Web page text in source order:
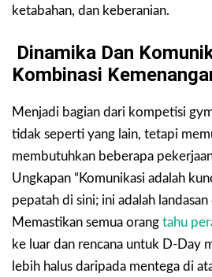
ketabahan, dan keberanian.
Dinamika Dan
Kombinasi
Menjadi bagian dari kompetisi
tidak seperti yang lain, tetapi
membutuhkan beberapa
Ungkapan “Komunikasi adalah
pepatah di sini; ini adalah
Memastikan semua orang tahu
ke luar dan rencana untuk D-Day
lebih halus daripada mentega di